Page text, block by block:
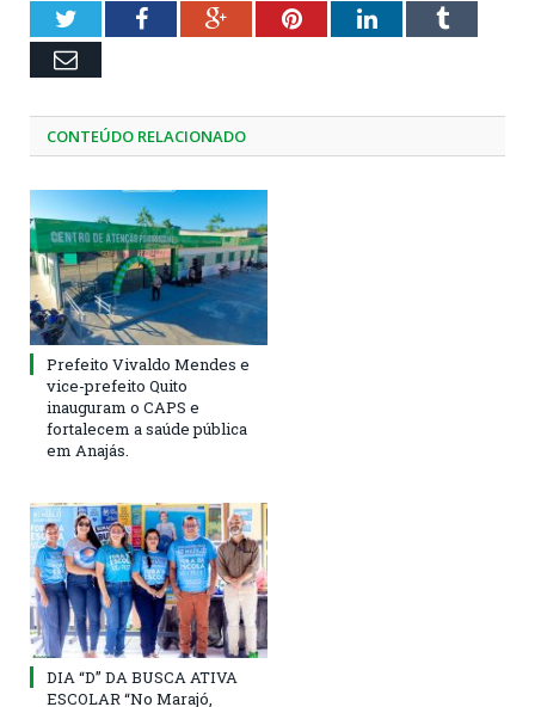
TwitterFacebookGoogle+PinterestLinkedInTumblr
Email
CONTEÚDO RELACIONADO
Prefeito Vivaldo Mendes e
vice-prefeito Quito
inauguram o CAPS e
fortalecem a saúde pública
em Anajás.
DIA “D” DA BUSCA ATIVA
ESCOLAR “No Marajó,